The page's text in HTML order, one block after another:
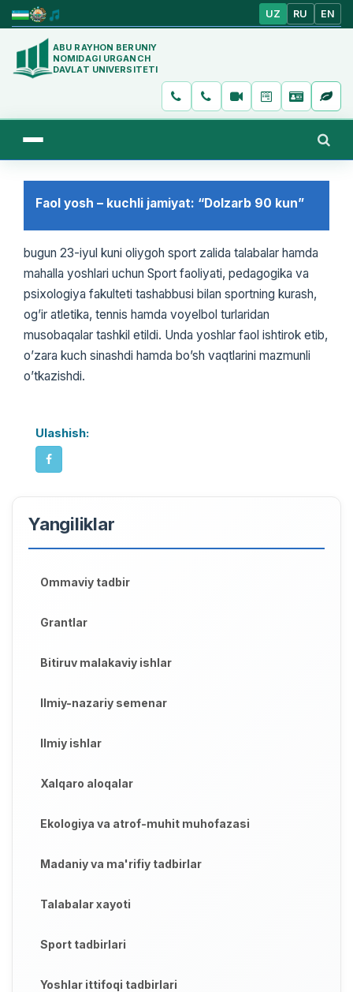
UZ RU EN
ABU RAYHON BERUNIY
NOMIDAGI URGANCH
DAVLAT UNIVERSITETI
Faol yosh – kuchli jamiyat: “Dolzarb 90 kun”
bugun 23-iyul kuni oliygoh sport zalida talabalar hamda
mahalla yoshlari uchun Sport faoliyati, pedagogika va
psixologiya fakulteti tashabbusi bilan sportning kurash,
og’ir atletika, tennis hamda voyelbol turlaridan
musobaqalar tashkil etildi. Unda yoshlar faol ishtirok etib,
o’zara kuch sinashdi hamda bo’sh vaqtlarini mazmunli
o’tkazishdi.
Ulashish:
Yangiliklar
Ommaviy tadbir
Grantlar
Bitiruv malakaviy ishlar
Ilmiy-nazariy semenar
Ilmiy ishlar
Xalqaro aloqalar
Ekologiya va atrof-muhit muhofazasi
Madaniy va ma'rifiy tadbirlar
Talabalar xayoti
Sport tadbirlari
Yoshlar ittifoqi tadbirlari